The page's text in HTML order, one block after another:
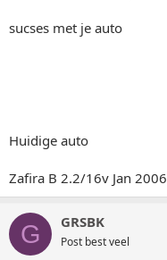
sucses met je auto
Huidige auto
Zafira B 2.2/16v Jan 2006
G GRSBK
Post best veel